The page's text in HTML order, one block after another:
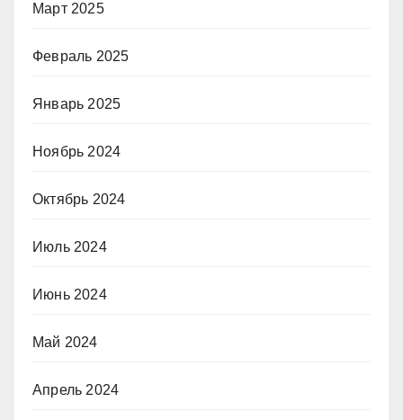
Март 2025
Февраль 2025
Январь 2025
Ноябрь 2024
Октябрь 2024
Июль 2024
Июнь 2024
Май 2024
Апрель 2024